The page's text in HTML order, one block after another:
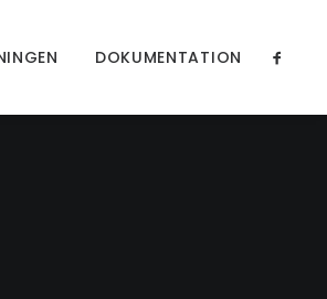
DOKUMENTATION